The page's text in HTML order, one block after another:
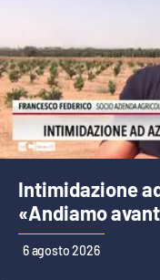
Intimidazione
«Andiamo
6 agosto 2026